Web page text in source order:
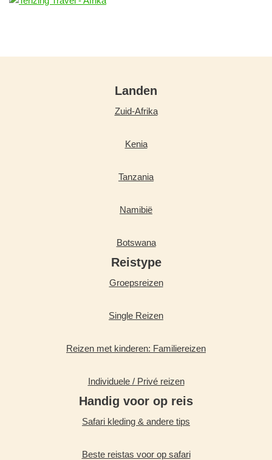
Landen
Zuid-Afrika
Kenia
Tanzania
Namibië
Botswana
Reistype
Groepsreizen
Single Reizen
Reizen met kinderen: Familiereizen
Individuele / Privé reizen
Handig voor op reis
Safari kleding & andere tips
Beste reistas voor op safari